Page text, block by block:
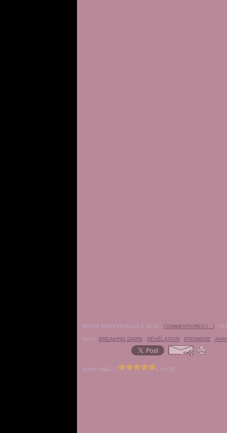
POSTÉ PAR EVENUSIA À 19:24 - COMMENTAIRES [ ] -
TAGS: BREAKING DAWN RÉVÉLATION PREMIERE
VOUS AIMEZ ? 1 VOTE